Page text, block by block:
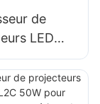
de
LED
150W
de
et d'aires